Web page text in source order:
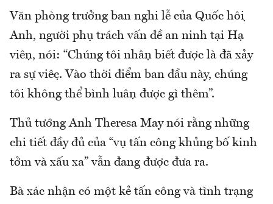
Văn phòng trưởng ban nghi lễ của Quốc hội
Anh, người phụ trách vấn đề an ninh tại Hạ
viện, nói: “Chúng tôi nhận biết được là đã xảy
ra sự việc. Vào thời điểm ban đầu này, chúng
tôi không thể bình luận được gì thêm”.
Thủ tướng Anh Theresa May nói rằng những
chi tiết đầy đủ của “vụ tấn công khủng bố kinh
tởm và xấu xa” vẫn đang được đưa ra.
Bà xác nhận có một kẻ tấn công và tình trạng